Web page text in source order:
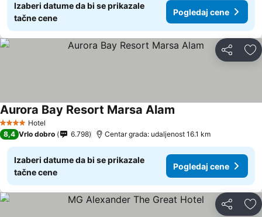
Izaberi datume da bi se prikazale
tačne cene
Pogledaj cene
Deli
4 ZvezdiceHotel
Aurora Bay Resort Marsa Alam
8,4 Vrlo dobro 6.798 Centar grada: udaljenost 16.1 km
Izaberi datume da bi se prikazale
tačne cene
Pogledaj cene
Deli